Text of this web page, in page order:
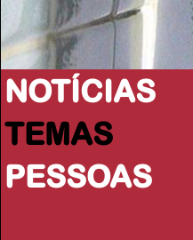
NOTÍCIAS
TEMAS
PESSOAS